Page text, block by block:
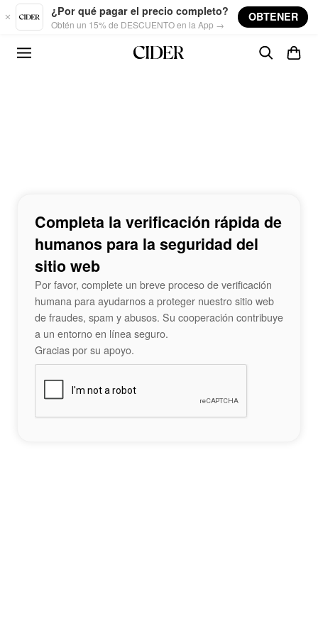
Skip to main content
¿Por qué pagar el precio completo?
Obtén un 15% de DESCUENTO en la App →
OBTENER
Completa la verificación rápida de
humanos para la seguridad del
sitio web
Por favor, complete un breve proceso de verificación
humana para ayudarnos a proteger nuestro sitio web
de fraudes, spam y abusos. Su cooperación contribuye
a un entorno en línea seguro.
Gracias por su apoyo.